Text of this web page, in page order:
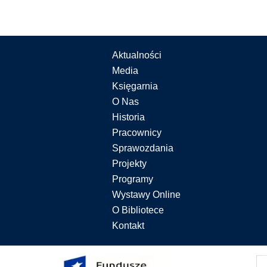
Aktualności
Media
Księgarnia
O Nas
Historia
Pracownicy
Sprawozdania
Projekty
Programy
Wystawy Online
O Bibliotece
Kontakt